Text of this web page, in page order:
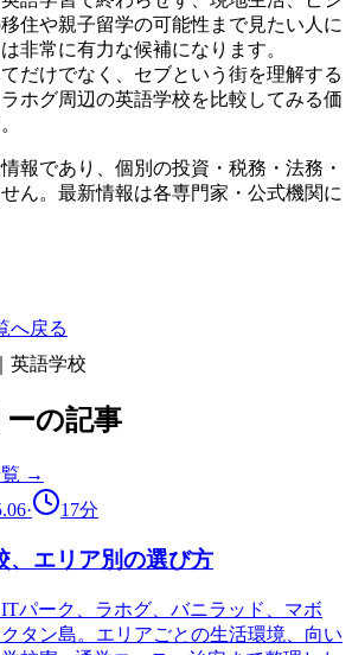
住や親子留学の可能性まで見たい人に
非常に有力な候補になります。
だけでなく、セブという街を理解する
ホグ周辺の英語学校を比較してみる価
報であり、個別の投資・税務・法務・
ん。最新情報は各専門家・公式機関に
へ戻る
英語学校
の記事
覧 →
· 17分
、エリア別の選び方
パーク、ラホグ、バニラッド、マボ
タン島。エリアごとの生活環境、向い